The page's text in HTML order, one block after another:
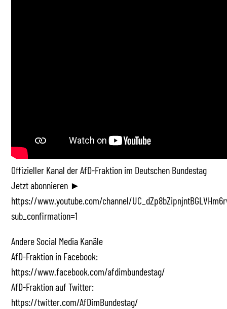
Offizieller Kanal der AfD-Fraktion im Deutschen Bundestag
Jetzt abonnieren ►
https://www.youtube.com/channel/
sub_confirmation=1
Andere Social Media Kanäle
AfD-Fraktion in Facebook:
https://www.facebook.com/afdimbundestag/
AfD-Fraktion auf Twitter:
https://twitter.com/AfDimBundestag/